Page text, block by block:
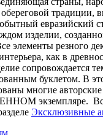
традиции,
евразийский
изделии,
элементы резного
как в
сопровождается
буклетом. В
многие
экземпляре. Все
Эксклюзивные